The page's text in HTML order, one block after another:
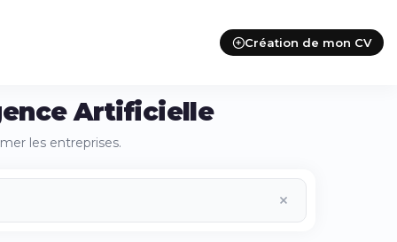
Création de mon CV
Artificielle
les entreprises.